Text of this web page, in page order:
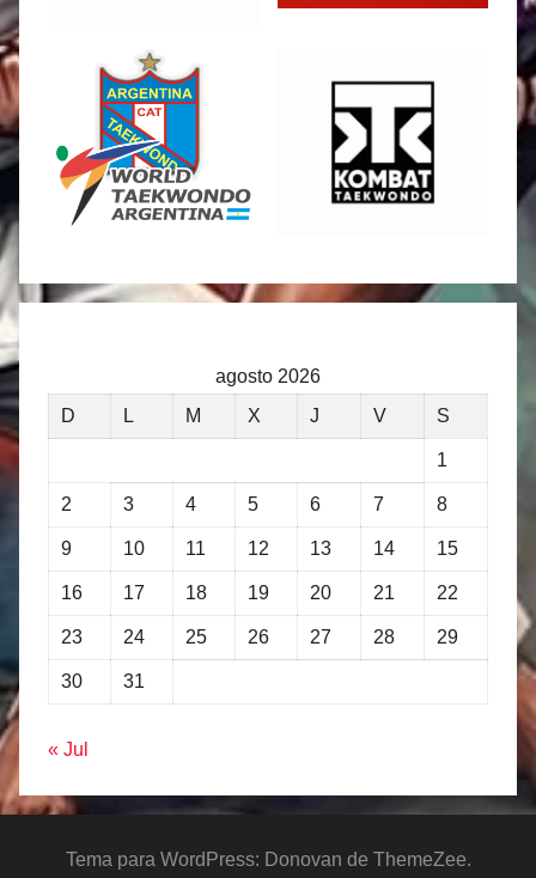
agosto 2026
D
L M X J V S
1
2 3 4 5 6 7 8
9 10 11 12 13 14 15
16 17 18 19 20 21 22
23 24 25 26 27 28 29
30 31
« Jul
Tema para WordPress: Donovan de ThemeZee.